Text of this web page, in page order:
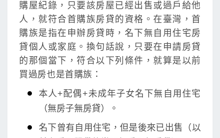
購屋紀錄，只要該房屋已經出售或過戶給他
人，就符合首購族房貸的資格。在臺灣，首
購族是指在申辦房貸時，名下無自用住宅房
貸個人或家庭。換句話說，只要在申請房貸
的那個當下，符合以下列條件，就算是以前
買過房也是首購族：
本人+配偶+未成年子女名下無自用住宅
（無房子無房貸）。
名下曾有自用住宅，但是後來已出售（以